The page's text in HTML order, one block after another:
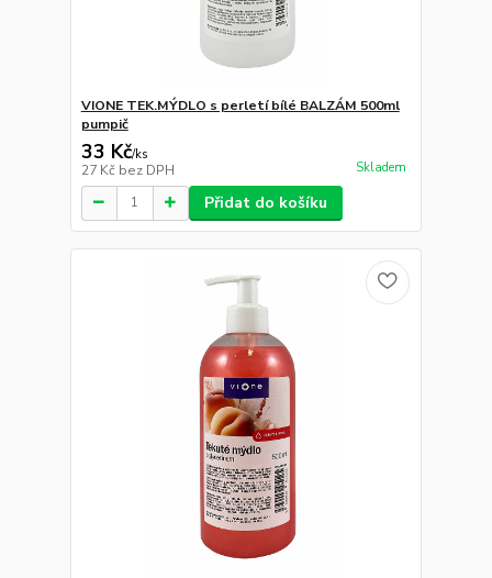
VIONE TEK.MÝDLO s perletí bílé BALZÁM 500ml
pumpič
33 Kč/ks
27 Kč bez DPH Skladem
Přidat do košíku